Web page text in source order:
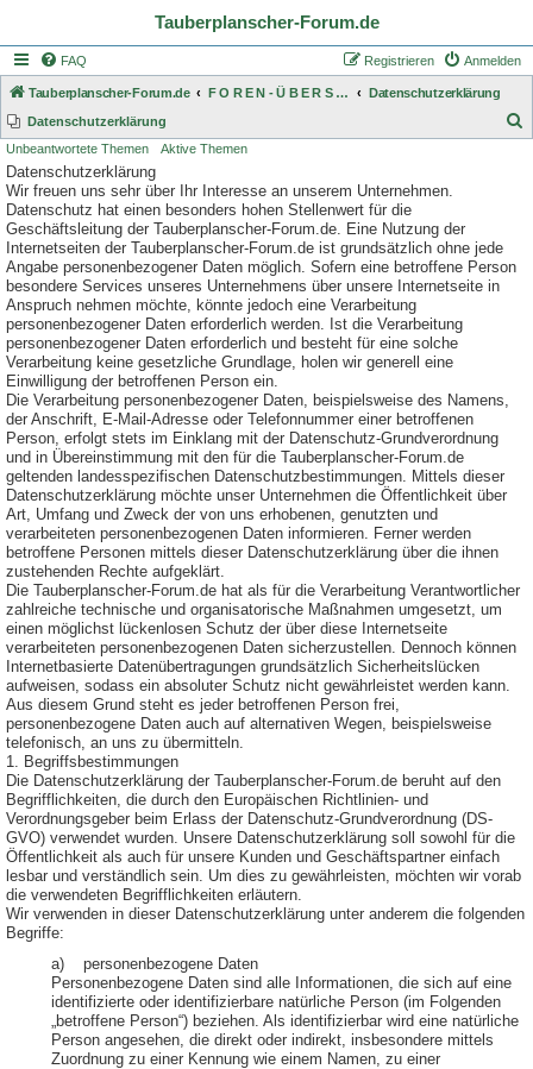
Tauberplanscher-Forum.de
FAQ Anmelden
Registrieren
Tauberplanscher-Forum.de F O R E N - Ü B E R S I C H T
Datenschutzerklärung
Datenschutzerklärung
Unbeantwortete Themen Aktive Themen
Datenschutzerklärung
Wir freuen uns sehr über Ihr Interesse an unserem Unternehmen.
Datenschutz hat einen besonders hohen Stellenwert für die
Geschäftsleitung der Tauberplanscher-Forum.de. Eine Nutzung der
Internetseiten der Tauberplanscher-Forum.de ist grundsätzlich ohne jede
Angabe personenbezogener Daten möglich. Sofern eine betroffene Person
besondere Services unseres Unternehmens über unsere Internetseite in
Anspruch nehmen möchte, könnte jedoch eine Verarbeitung
personenbezogener Daten erforderlich werden. Ist die Verarbeitung
personenbezogener Daten erforderlich und besteht für eine solche
Verarbeitung keine gesetzliche Grundlage, holen wir generell eine
Einwilligung der betroffenen Person ein.
Die Verarbeitung personenbezogener Daten, beispielsweise des Namens,
der Anschrift, E-Mail-Adresse oder Telefonnummer einer betroffenen
Person, erfolgt stets im Einklang mit der Datenschutz-Grundverordnung
und in Übereinstimmung mit den für die Tauberplanscher-Forum.de
geltenden landesspezifischen Datenschutzbestimmungen. Mittels dieser
Datenschutzerklärung möchte unser Unternehmen die Öffentlichkeit über
Art, Umfang und Zweck der von uns erhobenen, genutzten und
verarbeiteten personenbezogenen Daten informieren. Ferner werden
betroffene Personen mittels dieser Datenschutzerklärung über die ihnen
zustehenden Rechte aufgeklärt.
Die Tauberplanscher-Forum.de hat als für die Verarbeitung Verantwortlicher
zahlreiche technische und organisatorische Maßnahmen umgesetzt, um
einen möglichst lückenlosen Schutz der über diese Internetseite
verarbeiteten personenbezogenen Daten sicherzustellen. Dennoch können
Internetbasierte Datenübertragungen grundsätzlich Sicherheitslücken
aufweisen, sodass ein absoluter Schutz nicht gewährleistet werden kann.
Aus diesem Grund steht es jeder betroffenen Person frei,
personenbezogene Daten auch auf alternativen Wegen, beispielsweise
telefonisch, an uns zu übermitteln.
1. Begriffsbestimmungen
Die Datenschutzerklärung der Tauberplanscher-Forum.de beruht auf den
Begrifflichkeiten, die durch den Europäischen Richtlinien- und
Verordnungsgeber beim Erlass der Datenschutz-Grundverordnung (DS-
GVO) verwendet wurden. Unsere Datenschutzerklärung soll sowohl für die
Öffentlichkeit als auch für unsere Kunden und Geschäftspartner einfach
lesbar und verständlich sein. Um dies zu gewährleisten, möchten wir vorab
die verwendeten Begrifflichkeiten erläutern.
Wir verwenden in dieser Datenschutzerklärung unter anderem die folgenden
Begriffe:
a) personenbezogene Daten
Personenbezogene Daten sind alle Informationen, die sich auf eine
identifizierte oder identifizierbare natürliche Person (im Folgenden
„betroffene Person“) beziehen. Als identifizierbar wird eine natürliche
Person angesehen, die direkt oder indirekt, insbesondere mittels
Zuordnung zu einer Kennung wie einem Namen, zu einer